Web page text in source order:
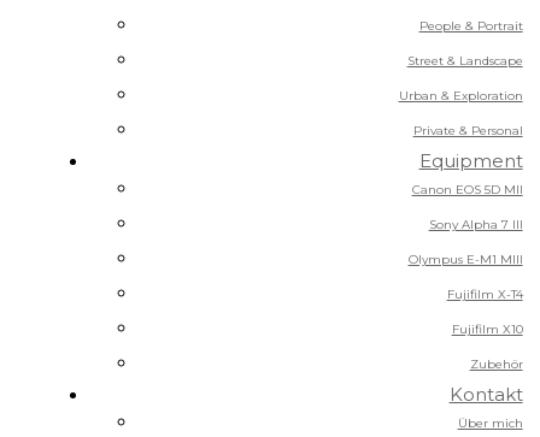
People & Portrait
Street & Landscape
Urban & Exploration
Private & Personal
Equipment
Canon EOS 5D MII
Sony Alpha 7 III
Olympus E-M1 MIII
Fujifilm X-T4
Fujifilm X10
Zubehör
Kontakt
Über mich